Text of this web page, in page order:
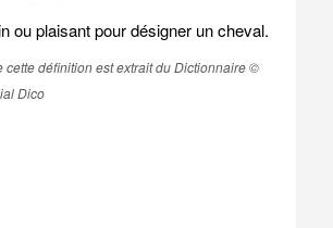
ou plaisant pour désigner un cheval.
cette définition est extrait du Dictionnaire ©
Dico